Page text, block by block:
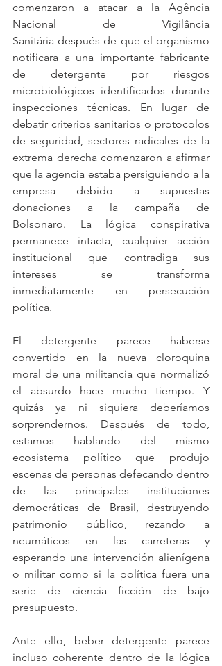
comenzaron a atacar a la Agência
Nacional de Vigilância
Sanitária después de que el organismo
notificara a una importante fabricante
de detergente por riesgos
microbiológicos identificados durante
inspecciones técnicas. En lugar de
debatir criterios sanitarios o protocolos
de seguridad, sectores radicales de la
extrema derecha comenzaron a afirmar
que la agencia estaba persiguiendo a la
empresa debido a supuestas
donaciones a la campaña de
Bolsonaro. La lógica conspirativa
permanece intacta, cualquier acción
institucional que contradiga sus
intereses se transforma
inmediatamente en persecución
política.
El detergente parece haberse
convertido en la nueva cloroquina
moral de una militancia que normalizó
el absurdo hace mucho tiempo. Y
quizás ya ni siquiera deberíamos
sorprendernos. Después de todo,
estamos hablando del mismo
ecosistema político que produjo
escenas de personas defecando dentro
de las principales instituciones
democráticas de Brasil, destruyendo
patrimonio público, rezando a
neumáticos en las carreteras y
esperando una intervención alienígena
o militar como si la política fuera una
serie de ciencia ficción de bajo
presupuesto.
Ante ello, beber detergente parece
incluso coherente dentro de la lógica